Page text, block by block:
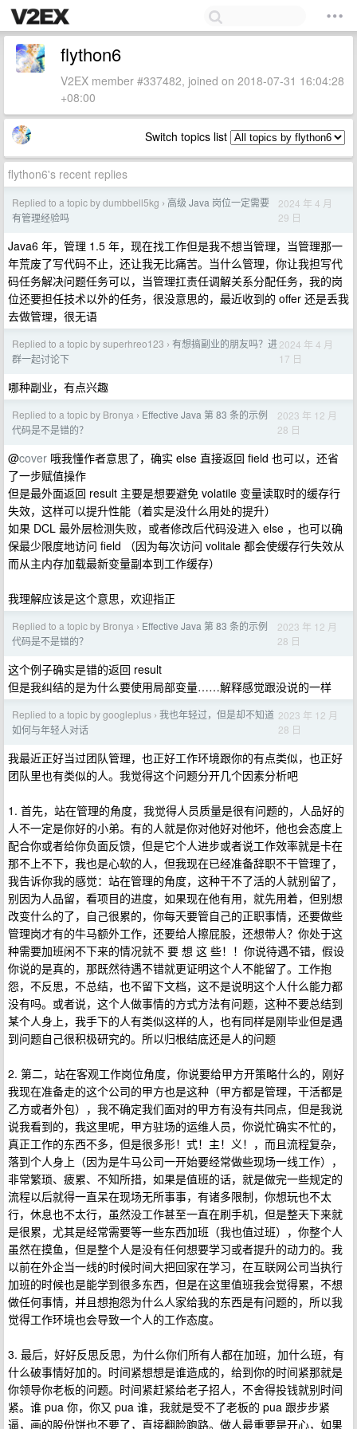
flython6
V2EX member #337482, joined on 2018-07-31 16:04:28
+08:00
Switch topics list
flython6's recent replies
Replied to a topic by dumbbell5kg › 高级 Java 岗位一定需要
有管理经验吗
2024 年 4 月
29 日
Java6 年，管理 1.5 年，现在找工作但是我不想当管理，当管理那一
年荒废了写代码不止，还让我无比痛苦。当什么管理，你让我担写代
码任务解决问题任务可以，当管理扛责任调解关系分配任务，我的岗
位还要担任技术以外的任务，很没意思的，最近收到的 offer 还是丢我
去做管理，很无语
Replied to a topic by superhreo123 › 有想搞副业的朋友吗？进
群一起讨论下
2024 年 4 月
17 日
哪种副业，有点兴趣
Replied to a topic by Bronya › Effective Java 第 83 条的示例
代码是不是错的？
2023 年 12 月
28 日
@cover 哦我懂作者意思了，确实 else 直接返回 field 也可以，还省
了一步赋值操作
但是最外面返回 result 主要是想要避免 volatile 变量读取时的缓存行
失效，这样可以提升性能（着实是没什么用处的提升）
如果 DCL 最外层检测失败，或者修改后代码没进入 else ，也可以确
保最少限度地访问 field （因为每次访问 volitale 都会使缓存行失效从
而从主内存加载最新变量副本到工作缓存）
我理解应该是这个意思，欢迎指正
Replied to a topic by Bronya › Effective Java 第 83 条的示例
代码是不是错的？
2023 年 12 月
28 日
这个例子确实是错的返回 result
但是我纠结的是为什么要使用局部变量……解释感觉跟没说的一样
Replied to a topic by googleplus › 我也年轻过，但是却不知道
如何与年轻人对话
2023 年 12 月
28 日
我最近正好当过团队管理，也正好工作环境跟你的有点类似，也正好
团队里也有类似的人。我觉得这个问题分开几个因素分析吧
1. 首先，站在管理的角度，我觉得人员质量是很有问题的，人品好的
人不一定是你好的小弟。有的人就是你对他好对他坏，他也会态度上
配合你或者给你负面反馈，但是它个人进步或者说工作效率就是卡在
那不上不下，我也是心软的人，但我现在已经准备辞职不干管理了，
我告诉你我的感觉：站在管理的角度，这种干不了活的人就别留了，
别因为人品留，看项目的进度，如果现在他有用，就先用着，但别想
改变什么的了，自己很累的，你每天要管自己的正职事情，还要做些
管理岗才有的牛马额外工作，还要给人擦屁股，还想带人？你处于这
种需要加班闲不下来的情况就不 要 想 这 些！！你说待遇不错，假设
你说的是真的，那既然待遇不错就更证明这个人不能留了。工作抱
怨，不反思，不总结，也不留下文档，这不是说明这个人什么能力都
没有吗。或者说，这个人做事情的方式方法有问题，这种不要总结到
某个人身上，我手下的人有类似这样的人，也有同样是刚毕业但是遇
到问题自己很积极研究的。所以归根结底还是人的问题
2. 第二，站在客观工作岗位角度，你说要给甲方开策略什么的，刚好
我现在准备走的这个公司的甲方也是这种（甲方都是管理，干活都是
乙方或者外包），我不确定我们面对的甲方有没有共同点，但是我说
说我看到的，我这里呢，甲方驻场的运维人员，你说忙确实不忙的，
真正工作的东西不多，但是很多形！式！主！义！，而且流程复杂，
落到个人身上（因为是牛马公司一开始要经常做些现场一线工作），
非常繁琐、疲累、不知所措，如果是值班的话，就是做完一些规定的
流程以后就得一直呆在现场无所事事，有诸多限制，你想玩也不太
行，休息也不太行，虽然没工作甚至一直在刷手机，但是整天下来就
是很累，尤其是经常需要等一些东西加班（我也值过班），你整个人
虽然在摸鱼，但是整个人是没有任何想要学习或者提升的动力的。我
以前在外企当一线的时候时间大把回家在学习，在互联网公司当执行
加班的时候也是能学到很多东西，但是在这里值班我会觉得累，不想
做任何事情，并且想抱怨为什么人家给我的东西是有问题的，所以我
觉得工作环境也会导致一个人的工作态度。
3. 最后，好好反思反思，为什么你们所有人都在加班，加什么班，有
什么破事情好加的。时间紧想想是谁造成的，给到你的时间紧那就是
你领导你老板的问题。时间紧赶紧给老子招人，不舍得投钱就别时间
紧。谁 pua 你，你又 pua 谁，我就是受不了老板的 pua 跟步步紧
逼，画的股份饼也不要了，直接翻脸跑路。做人最重要是开心，如果